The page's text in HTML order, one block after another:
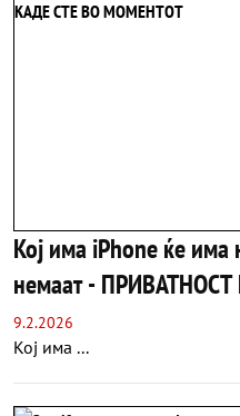
Кој има iPhone ќе има
немаат -
9.2.2026
Кој има ...